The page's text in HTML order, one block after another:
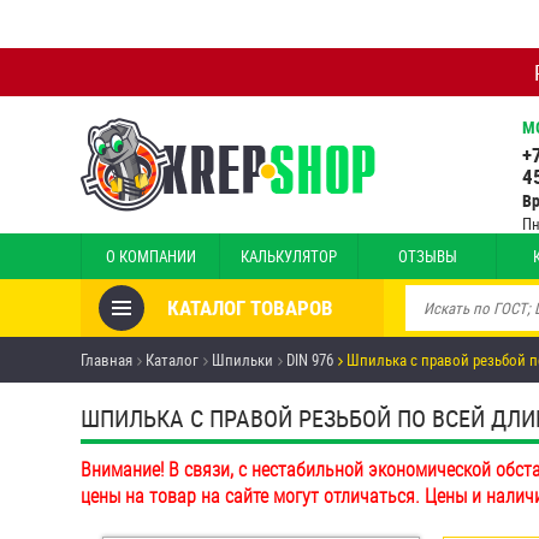
О КОМПАНИИ КАЛЬКУЛЯТОР ОТЗЫВЫ
КАТАЛОГ ТОВАРОВ
Товары со скидкой
Анкеры
Антивандальный крепёж,
инструмент
Болты и винты
Главная Каталог Шпильки DIN 976 Шпилька с правой резьбой
ШПИЛЬКА С ПРАВОЙ РЕЗЬБОЙ ПО ВСЕЙ
Внимание! В связи, с нестабильной экономической
цены на товар на сайте могут отличаться. Цены и